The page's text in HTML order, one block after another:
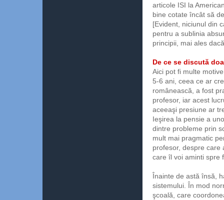
articole ISI la
bine cotate încât să
[Evident, niciunul din
pentru a sublinia
principii, mai ales
De ce se discută
Aici pot fi multe
5-6 ani, ceea ce ar
românească, a fost
profesor, iar acest
aceeaşi presiune ar
Ieşirea la pensie a
dintre probleme prin
mult mai pragmatic
profesor, despre
care îl voi aminti spre
Înainte de astă însă,
sistemului. În mod
şcoală, care